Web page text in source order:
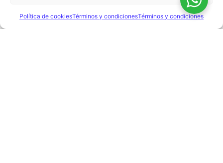
Política de cookiesTérminos y condicionesTérminos y condiciones